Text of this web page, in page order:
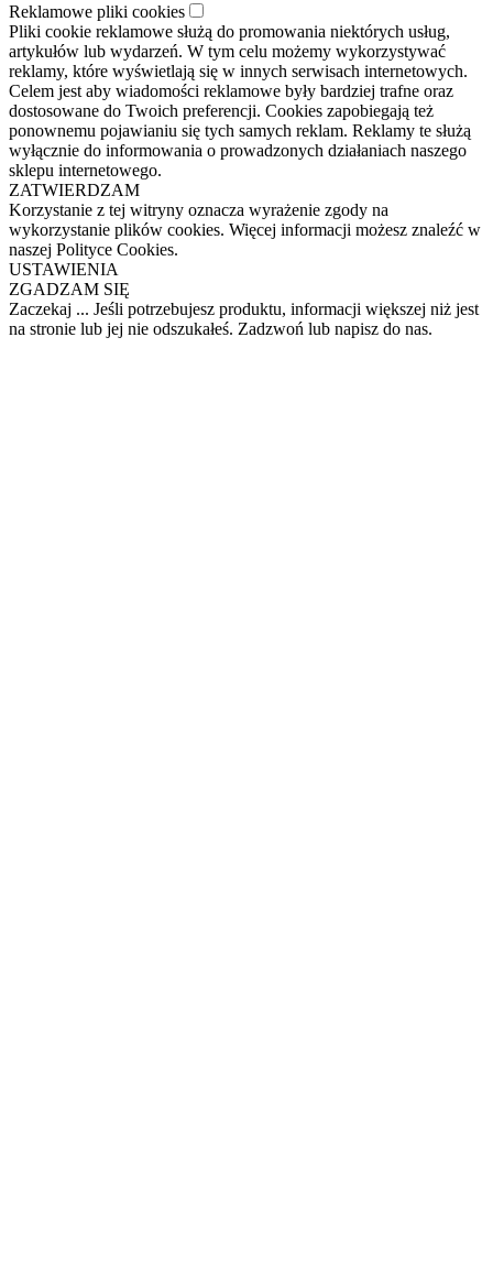
Reklamowe pliki cookies
Pliki cookie reklamowe służą do promowania niektórych usług,
artykułów lub wydarzeń. W tym celu możemy wykorzystywać
reklamy, które wyświetlają się w innych serwisach internetowych.
Celem jest aby wiadomości reklamowe były bardziej trafne oraz
dostosowane do Twoich preferencji. Cookies zapobiegają też
ponownemu pojawianiu się tych samych reklam. Reklamy te służą
wyłącznie do informowania o prowadzonych działaniach naszego
sklepu internetowego.
ZATWIERDZAM
Korzystanie z tej witryny oznacza wyrażenie zgody na
wykorzystanie plików cookies. Więcej informacji możesz znaleźć w
naszej Polityce Cookies.
USTAWIENIA
ZGADZAM SIĘ
Zaczekaj ... Jeśli potrzebujesz produktu, informacji większej niż jest
na stronie lub jej nie odszukałeś. Zadzwoń lub napisz do nas.